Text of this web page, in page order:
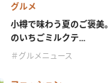
グルメ
小樽で味わう夏のご褒
のいちごミルクテ...
＃グルメニュース